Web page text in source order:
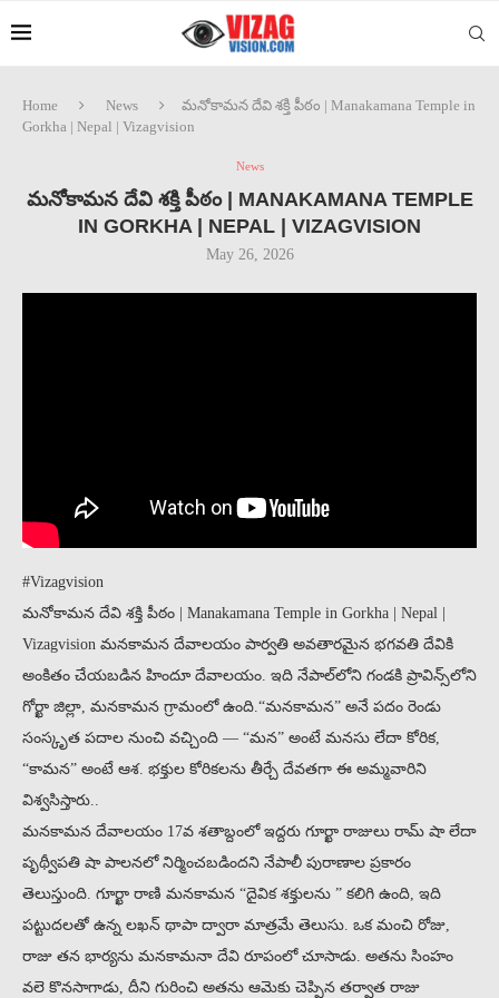
Home News
మనోకామన దేవి శక్తి పీఠం | Manakamana Temple in
Gorkha | Nepal | Vizagvision
News
మనోకామన దేవి శక్తి పీఠం | MANAKAMANA TEMPLE
IN GORKHA | NEPAL | VIZAGVISION
May 26, 2026
#Vizagvision
మనోకామన దేవి శక్తి పీఠం | Manakamana Temple in Gorkha | Nepal |
Vizagvision మనకామన దేవాలయం పార్వతి అవతారమైన భగవతి దేవికి
అంకితం చేయబడిన హిందూ దేవాలయం. ఇది నేపాల్‌లోని గండకి ప్రావిన్స్‌లోని
గోర్ఖా జిల్లా, మనకామన గ్రామంలో ఉంది.“మనకామన” అనే పదం రెండు
సంస్కృత పదాల నుంచి వచ్చింది — “మన” అంటే మనసు లేదా కోరిక,
“కామన” అంటే ఆశ. భక్తుల కోరికలను తీర్చే దేవతగా ఈ అమ్మవారిని
విశ్వసిస్తారు..
మనకామన దేవాలయం 17వ శతాబ్దంలో ఇద్దరు గూర్ఖా రాజులు రామ్ షా లేదా
పృథ్వీపతి షా పాలనలో నిర్మించబడిందని నేపాలీ పురాణాల ప్రకారం
తెలుస్తుంది. గూర్ఖా రాణి మనకామన “దైవిక శక్తులను ” కలిగి ఉంది, ఇది
పట్టుదలతో ఉన్న లఖన్ థాపా ద్వారా మాత్రమే తెలుసు. ఒక మంచి రోజు,
రాజు తన భార్యను మనకామనా దేవి రూపంలో చూసాడు. అతను సింహం
వలె కొనసాగాడు, దీని గురించి అతను ఆమెకు చెప్పిన తర్వాత రాజు